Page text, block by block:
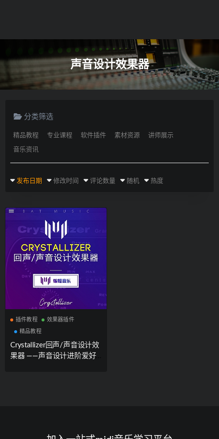
声音设计效果器
分类筛选
精品教程 专业课程 软件插件 素材资源 讲师展示
音乐资讯
发布日期 修改时间 评论数量 随机 热度
插件教程 效果器插件
精品教程
Crystallizer回声/声音设计效
果器 ——声音设计进阶爱好